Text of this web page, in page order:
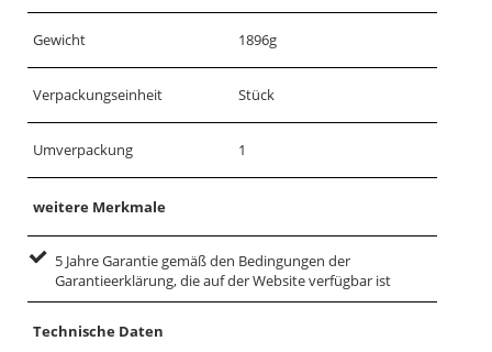
Gewicht 1896g
Verpackungseinheit Stück
Umverpackung 1
weitere Merkmale
5 Jahre Garantie gemäß den Bedingungen der
Garantieerklärung, die auf der Website verfügbar ist
Technische Daten